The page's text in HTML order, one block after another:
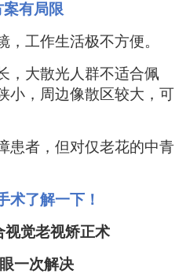
案有局限
，工作生活极不方便。
，大散光人群不适合佩
小，周边像散区较大，可
患者，但对仅老花的中青
术了解一下！
觉老视矫正术
一次解决